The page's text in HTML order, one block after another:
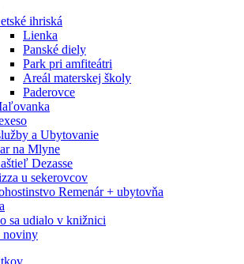
ihriská
Lienka
Panské diely
Park pri amfiteátri
Areál materskej školy
Paderovce
a Ubytovanie
na Mlyne
Dezasse
u sekerovcov
Remenár + ubytovňa
sa udialo v knižnici
noviny